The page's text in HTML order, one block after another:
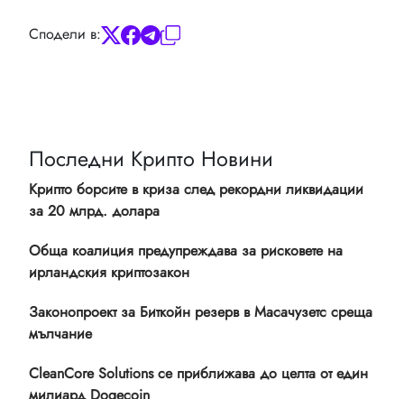
Сподели в:
Последни Крипто Новини
Крипто борсите в криза след рекордни ликвидации
за 20 млрд. долара
Обща коалиция предупреждава за рисковете на
ирландския криптозакон
Законопроект за Биткойн резерв в Масачузетс среща
мълчание
CleanCore Solutions се приближава до целта от един